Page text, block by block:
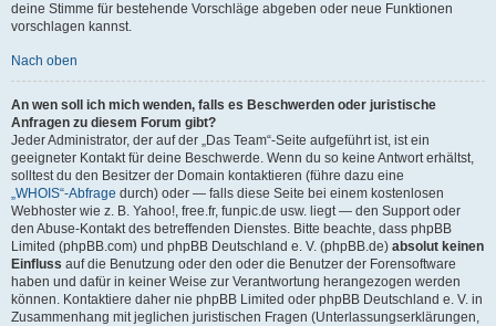
deine Stimme für bestehende Vorschläge abgeben oder neue Funktionen
vorschlagen kannst.
Nach oben
An wen soll ich mich wenden, falls es Beschwerden oder juristische
Anfragen zu diesem Forum gibt?
Jeder Administrator, der auf der „Das Team“-Seite aufgeführt ist, ist ein
geeigneter Kontakt für deine Beschwerde. Wenn du so keine Antwort erhältst,
solltest du den Besitzer der Domain kontaktieren (führe dazu eine
„WHOIS“-Abfrage durch) oder — falls diese Seite bei einem kostenlosen
Webhoster wie z. B. Yahoo!, free.fr, funpic.de usw. liegt — den Support oder
den Abuse-Kontakt des betreffenden Dienstes. Bitte beachte, dass phpBB
Limited (phpBB.com) und phpBB Deutschland e. V. (phpBB.de) absolut keinen
Einfluss auf die Benutzung oder den oder die Benutzer der Forensoftware
haben und dafür in keiner Weise zur Verantwortung herangezogen werden
können. Kontaktiere daher nie phpBB Limited oder phpBB Deutschland e. V. in
Zusammenhang mit jeglichen juristischen Fragen (Unterlassungserklärungen,